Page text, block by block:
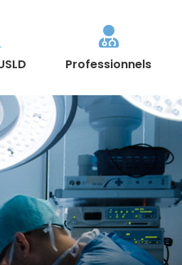

Professionnels